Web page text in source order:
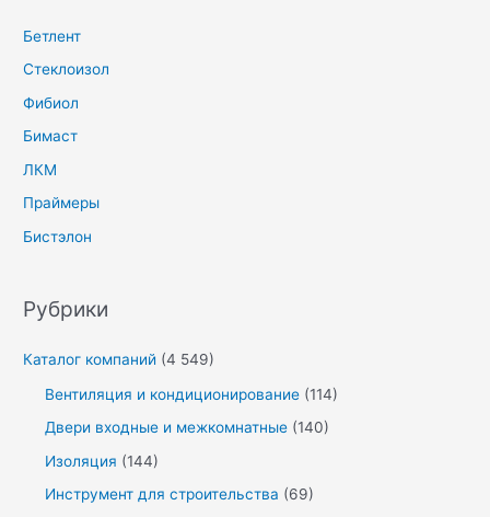
Бетлент
Стеклоизол
Фибиол
Бимаст
ЛКМ
Праймеры
Бистэлон
Рубрики
Каталог компаний (4 549)
Вентиляция и кондиционирование (114)
Двери входные и межкомнатные (140)
Изоляция (144)
Инструмент для строительства (69)